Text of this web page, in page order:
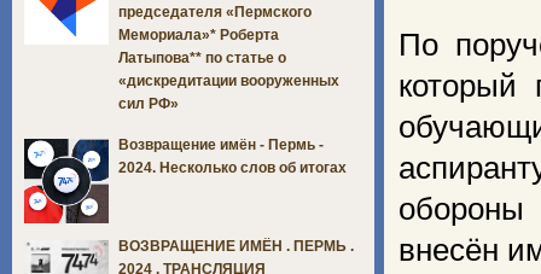
По
который
обороны
внесён
председателя «Пермского
Мемориала»* Роберта
Латыпова** по статье о
«дискредитации вооруженных
сил РФ»
Возвращение имён - Пермь -
2024. Несколько слов об итогах
ВОЗВРАЩЕНИЕ ИМЁН . ПЕРМЬ .
2024 . ТРАНСЛЯЦИЯ